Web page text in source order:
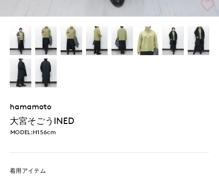
hamamoto
大宮そごうINED
MODEL:H156cm
着用アイテム